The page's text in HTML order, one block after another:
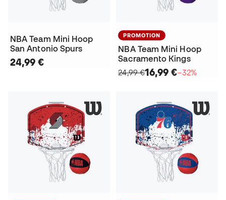
NBA Team Mini Hoop
San Antonio Spurs
24,99 €
PROMOTION
NBA Team Mini Hoop
Sacramento Kings
24,99 €16,99 €−32%